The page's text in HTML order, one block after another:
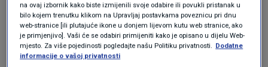
Pedesetdevetogodišnji dobitnik Oscara je
rekao: "Malo mi se sad vrti, moram priznati".
na ovaj izbornik kako biste izmijenili svoje odabire ili povukli pristanak u
bilo kojem trenutku klikom na Upravljaj postavkama poveznicu pri dnu
web-stranice [ili plutajuće ikone u donjem lijevom kutu web stranice, ako
je primjenjivo]. Vaši će se odabiri primijeniti kako je opisano u dijelu Web-
mjesto. Za više pojedinosti pogledajte našu Politiku privatnosti. Dodatne
informacije o vašoj privatnosti